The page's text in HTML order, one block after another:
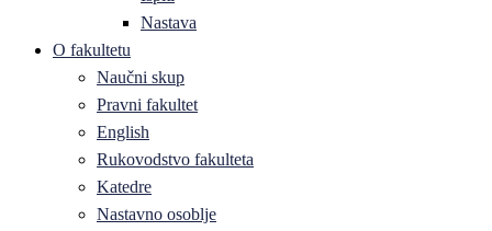
Nastava
O fakultetu
Naučni skup
Pravni fakultet
English
Rukovodstvo fakulteta
Katedre
Nastavno osoblje